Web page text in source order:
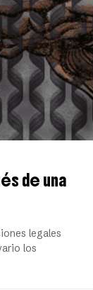
de una
legales
los